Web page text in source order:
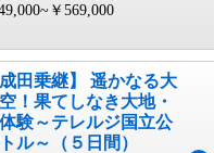
￥569,000
田乗継】 遥かなる大
！果てしなき大地・
験～テレルジ国立公
ル～（５日間）